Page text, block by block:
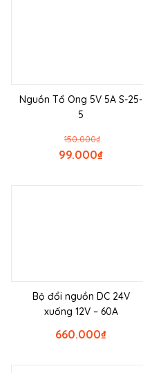
Nguồn Tổ Ong 5V 5A S-25-
5
₫
150.000
₫
99.000
Bộ đổi nguồn DC 24V
xuống 12V – 60A
₫
660.000